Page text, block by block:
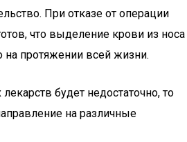
При отказе от операции
что выделение крови из носа
на протяжении всей жизни.
будет недостаточно, то
на различные